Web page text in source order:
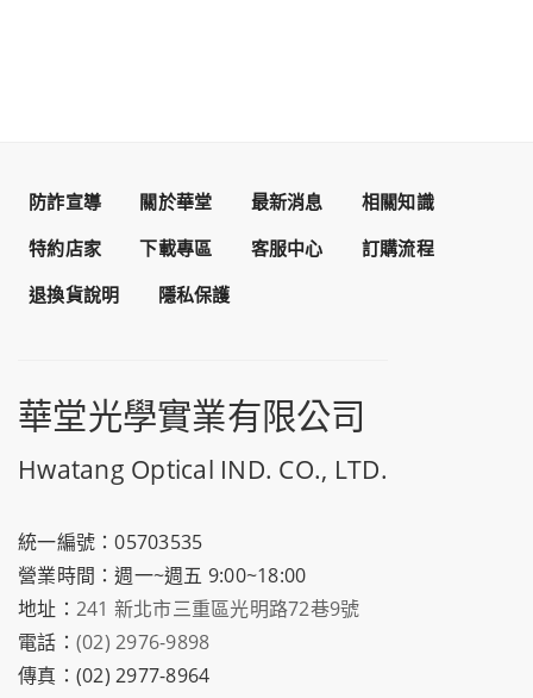
防詐宣導 關於華堂 最新消息
相關知識
特約店家
下載專區 客服中心
訂購流程
退換貨說明
隱私保護
華堂光學實業有限公司
Hwatang Optical IND. CO., LTD.
統一編號：05703535
營業時間：週一~週五 9:00~18:00
地址： 241 新北市三重區光明路72巷9號
電話： (02) 2976-9898
傳真：(02) 2977-8964